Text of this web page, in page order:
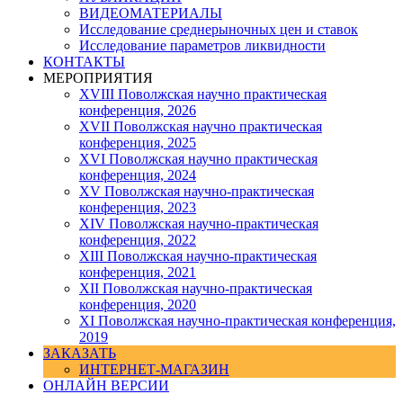
ВИДЕОМАТЕРИАЛЫ
Исследование среднерыночных цен и ставок
Исследование параметров ликвидности
КОНТАКТЫ
МЕРОПРИЯТИЯ
XVIII Поволжская научно практическая
конференция, 2026
XVII Поволжская научно практическая
конференция, 2025
XVI Поволжская научно практическая
конференция, 2024
ХV Поволжская научно-практическая
конференция, 2023
ХIV Поволжская научно-практическая
конференция, 2022
ХIII Поволжская научно-практическая
конференция, 2021
ХII Поволжская научно-практическая
конференция, 2020
XI Поволжская научно-практическая конференция,
2019
ЗАКАЗАТЬ
ИНТЕРНЕТ-МАГАЗИН
ОНЛАЙН ВЕРСИИ